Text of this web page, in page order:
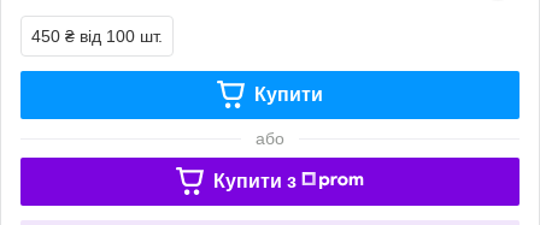
450 ₴ від 100 шт.
Купити
або
Купити з